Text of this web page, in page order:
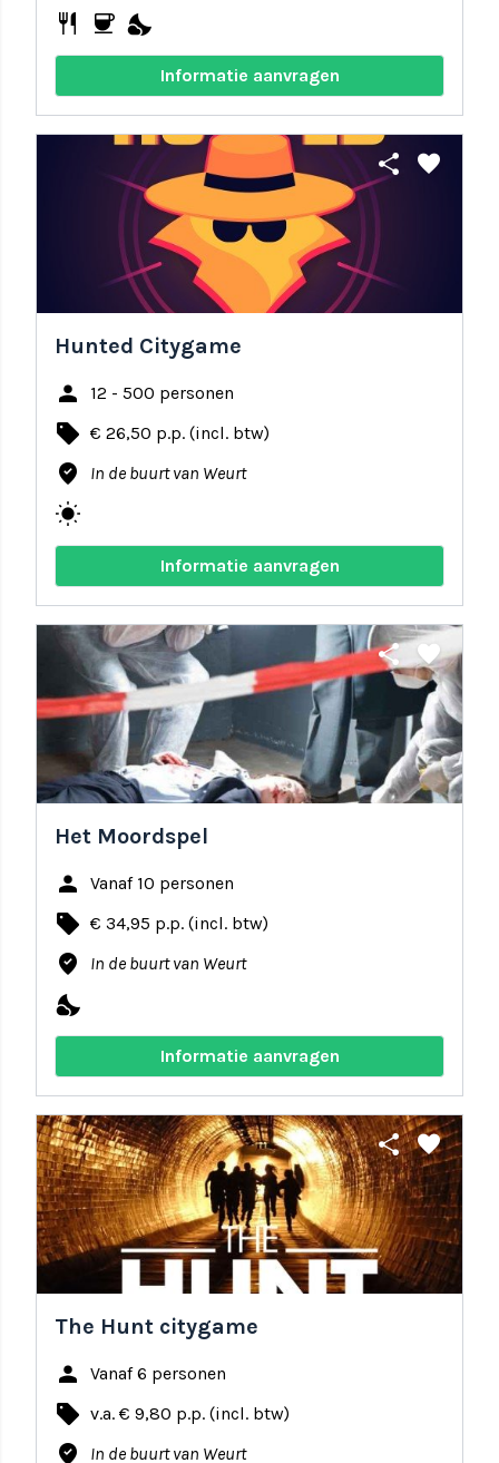
restaurant coffee nights_stay
Informatie aanvragen
share favorite
Hunted Citygame
person 12 - 500 personen
local_offer € 26,50 p.p. (incl. btw)
where_to_vote In de buurt van Weurt
wb_sunny
Informatie aanvragen
share favorite
Het Moordspel
person Vanaf 10 personen
local_offer € 34,95 p.p. (incl. btw)
where_to_vote In de buurt van Weurt
nights_stay
Informatie aanvragen
share favorite
The Hunt citygame
person Vanaf 6 personen
local_offer v.a. € 9,80 p.p. (incl. btw)
where_to_vote In de buurt van Weurt